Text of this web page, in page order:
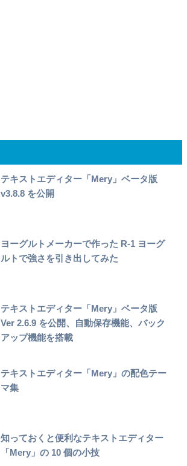
テキストエディター「Mery」ベータ版
v3.8.8 を公開
ヨーグルトメーカーで作った R-1 ヨーグ
ルトで強さを引き出してみた
テキストエディター「Mery」ベータ版
Ver 2.6.9 を公開、自動保存機能、バック
アップ機能を搭載
テキストエディター「Mery」の配色テー
マ集
知っておくと便利なテキストエディター
「Mery」の 10 個の小技